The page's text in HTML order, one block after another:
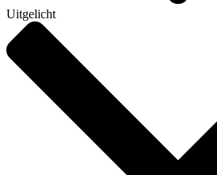
Uitgelicht